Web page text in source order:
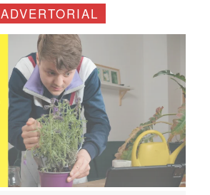
ADVERTORIAL